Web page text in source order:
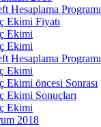
Hesaplama Programı
Ekimi Fiyatı
Ekimi
Ekimi
Hesaplama Programı
Ekimi
Ekimi öncesi Sonrası
Ekimi Sonuçları
Ekimi
2018